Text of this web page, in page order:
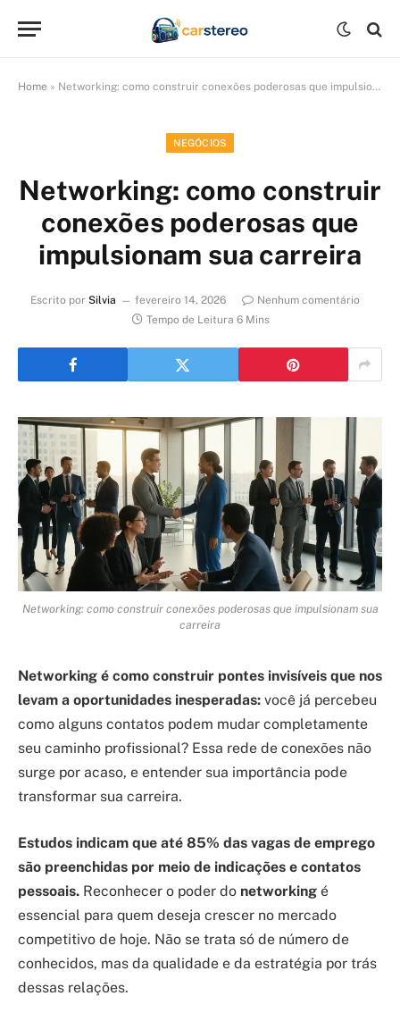
Home » Networking: como construir conexões poderosas que impulsionam sua carreira
NEGÓCIOS
Networking: como construir
conexões poderosas que
impulsionam sua carreira
Escrito por Silvia fevereiro 14, 2026
Nenhum comentário
Tempo de Leitura 6 Mins
Networking: como construir conexões poderosas que impulsionam sua
carreira
Networking é como construir pontes invisíveis que nos
levam a oportunidades inesperadas: você já percebeu
como alguns contatos podem mudar completamente
seu caminho profissional? Essa rede de conexões não
surge por acaso, e entender sua importância pode
transformar sua carreira.
Estudos indicam que até 85% das vagas de emprego
são preenchidas por meio de indicações e contatos
pessoais. Reconhecer o poder do networking é
essencial para quem deseja crescer no mercado
competitivo de hoje. Não se trata só de número de
conhecidos, mas da qualidade e da estratégia por trás
dessas relações.